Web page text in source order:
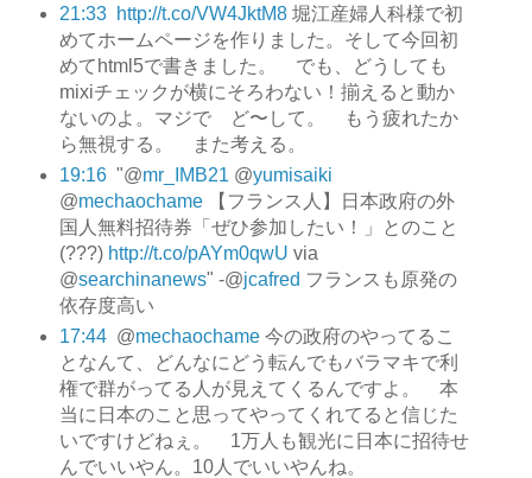
21:33 http://t.co/VW4JktM8堀江産婦人科様で初
めてホームページを作りました。そして今回初
めてhtml5で書きました。 でも、どうしても
mixiチェックが横にそろわない！揃えると動か
ないのよ。マジで ど〜して。 もう疲れたか
ら無視する。 また考える。
19:16 "@mr_IMB21 @yumisaiki
@mechaochame【フランス人】日本政府の外
国人無料招待券「ぜひ参加したい！」とのこと
(???) http://t.co/pAYm0qwU via
@searchinanews" -@jcafred フランスも原発の
依存度高い
17:44 @mechaochame今の政府のやってるこ
となんて、どんなにどう転んでもバラマキで利
権で群がってる人が見えてくるんですよ。 本
当に日本のこと思ってやってくれてると信じた
いですけどねぇ。 1万人も観光に日本に招待せ
んでいいやん。10人でいいやんね。